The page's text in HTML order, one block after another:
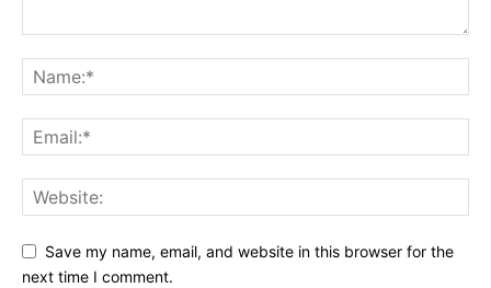
Save my name, email, and website in this browser for the
next time I comment.